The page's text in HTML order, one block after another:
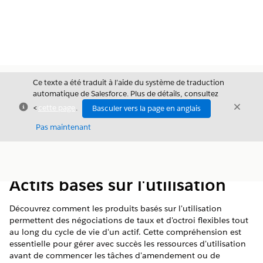
Fermer
Ce texte a été traduit à l’aide du système de traduction
automatique de Salesforce. Plus de détails, consultez
<cette page .
Basculer vers la page en anglais
Pas maintenant
Fermer
Actifs basés sur l'utilisation
Découvrez comment les produits basés sur l'utilisation
permettent des négociations de taux et d'octroi flexibles tout
au long du cycle de vie d'un actif. Cette compréhension est
essentielle pour gérer avec succès les ressources d'utilisation
avant de commencer les tâches d'amendement ou de